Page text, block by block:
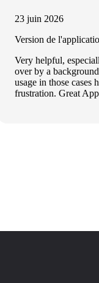
23 juin 2026
Version de
Very helpful,
over by a
usage in those cases
frustration. Great